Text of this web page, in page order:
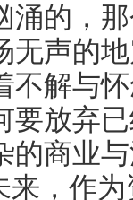
涌的，
无声的
不解与
要放弃
的商业
来，作